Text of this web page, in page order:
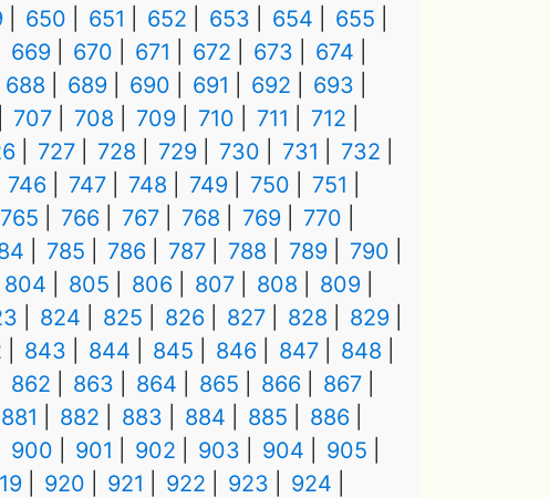
650 651 652 653 654
655
669 670 671 672 673
674
688 689 690 691 692
693
707 708 709 710 711
712
727 728 729 730 731
732
746 747 748 749 750
751
765 766 767 768 769
770
785 786 787 788 789
790
804 805 806 807 808
809
824 825 826 827 828
829
843 844 845 846 847
848
862 863 864 865 866
867
881 882 883 884 885
886
900 901 902 903 904
905
920 921 922 923
924